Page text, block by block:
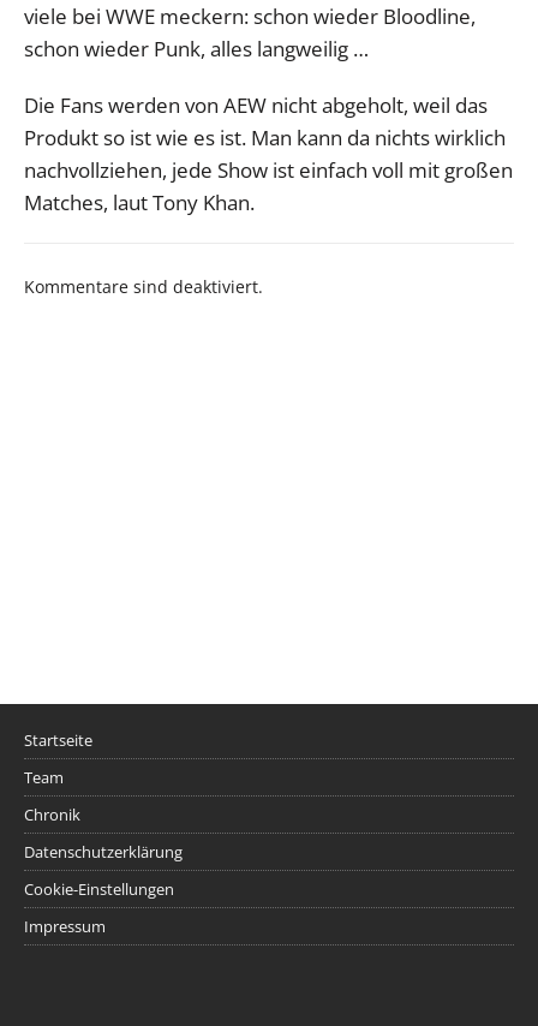
viele bei WWE meckern: schon wieder Bloodline,
schon wieder Punk, alles langweilig …
Die Fans werden von AEW nicht abgeholt, weil das
Produkt so ist wie es ist. Man kann da nichts wirklich
nachvollziehen, jede Show ist einfach voll mit großen
Matches, laut Tony Khan.
Kommentare sind deaktiviert.
Startseite
Team
Chronik
Datenschutzerklärung
Cookie-Einstellungen
Impressum